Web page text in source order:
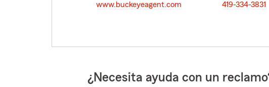
www.buckeyeagent.com
419-334-3831
¿Necesita ayuda con un